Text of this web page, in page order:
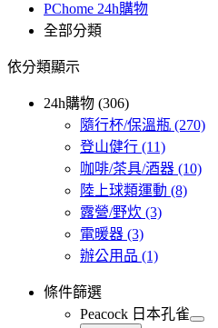
PChome 24h購物
全部分類
依分類顯示
24h購物 (306)
隨行杯/保溫瓶 (270)
登山健行 (11)
咖啡/茶具/酒器 (10)
陸上球類運動 (8)
露營/野炊 (3)
電暖器 (3)
辦公用品 (1)
條件篩選
Peacock 日本孔雀